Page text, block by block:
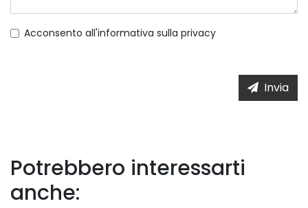
Acconsento all'informativa sulla privacy
Invia
Potrebbero interessarti
anche: